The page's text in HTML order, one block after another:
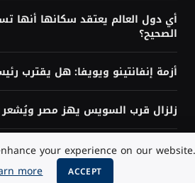
أي دول العالم يعتقد سكانها أنها
الصحيح؟
أزمة إنفانتينو ويويفا: هل يقترب
زلزال قرب السويس يهز مصر
هل تحتاج إلى البرمجة لتعلم الذكاء
your experience on our website.
more
ACCEPT